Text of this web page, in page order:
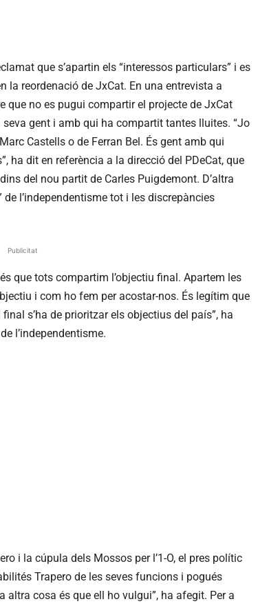
que s’apartin els “interessos particulars” i es
la reordenació de JxCat. En una entrevista a
que no es pugui compartir el projecte de JxCat
gent i amb qui ha compartit tantes lluites. “Jo
Castells o de Ferran Bel. És gent amb qui
ha dit en referència a la direcció del PDeCat, que
del nou partit de Carles Puigdemont. D’altra
l’independentisme tot i les discrepàncies
Publicitat
que tots compartim l’objectiu final. Apartem les
i com ho fem per acostar-nos. És legítim que
s’ha de prioritzar els objectius del país”, ha
l’independentisme.
i la cúpula dels Mossos per l’1-O, el pres polític
Trapero de les seves funcions i pogués
altra cosa és que ell ho vulgui”, ha afegit. Per a